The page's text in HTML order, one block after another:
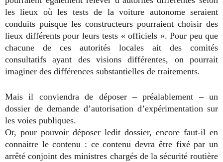
les lieux où les tests de la voiture autonome seraient
conduits puisque les constructeurs pourraient choisir des
lieux différents pour leurs tests « officiels ». Pour peu que
chacune de ces autorités locales ait des comités
consultatifs ayant des visions différentes, on pourrait
imaginer des différences substantielles de traitements.
Mais il conviendra de déposer – préalablement – un
dossier de demande d’autorisation d’expérimentation sur
les voies publiques.
Or, pour pouvoir déposer ledit dossier, encore faut-il en
connaitre le contenu : ce contenu devra être fixé par un
arrêté conjoint des ministres chargés de la sécurité routière